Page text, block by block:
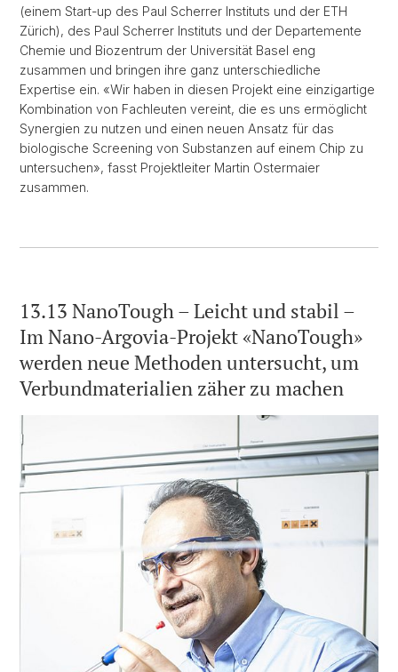
(einem Start-up des Paul Scherrer Instituts und der ETH
Zürich), des Paul Scherrer Instituts und der Departemente
Chemie und Biozentrum der Universität Basel eng
zusammen und bringen ihre ganz unterschiedliche
Expertise ein. «Wir haben in diesen Projekt eine einzigartige
Kombination von Fachleuten vereint, die es uns ermöglicht
Synergien zu nutzen und einen neuen Ansatz für das
biologische Screening von Substanzen auf einem Chip zu
untersuchen», fasst Projektleiter Martin Ostermaier
zusammen.
13.13 NanoTough – Leicht und stabil –
Im Nano-Argovia-Projekt «NanoTough»
werden neue Methoden untersucht, um
Verbundmaterialien zäher zu machen